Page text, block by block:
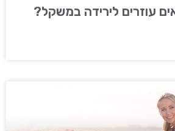
עוזרים לירידה במשקל?